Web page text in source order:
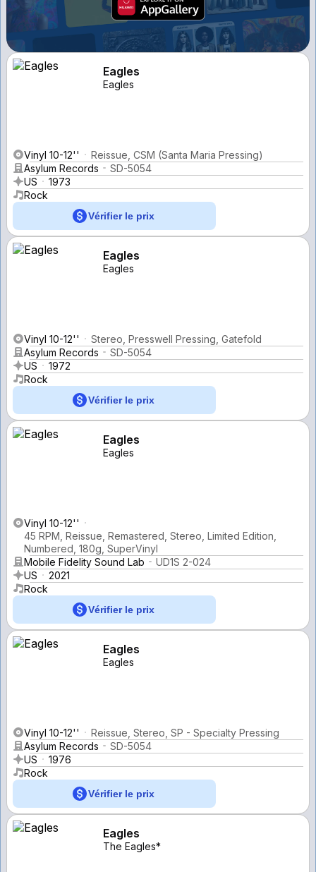
Eagles
Eagles
Vinyl 10-12''
Reissue, CSM (Santa Maria Pressing)
Asylum Records
SD-5054
US
1973
Rock
Vérifier le prix
Eagles
Eagles
Vinyl 10-12''
Stereo, Presswell Pressing, Gatefold
Asylum Records
SD-5054
US
1972
Rock
Vérifier le prix
Eagles
Eagles
Vinyl 10-12''
45 RPM, Reissue, Remastered, Stereo, Limited Edition,
Numbered, 180g, SuperVinyl
Mobile Fidelity Sound Lab
UD1S 2-024
US
2021
Rock
Vérifier le prix
Eagles
Eagles
Vinyl 10-12''
Reissue, Stereo, SP - Specialty Pressing
Asylum Records
SD-5054
US
1976
Rock
Vérifier le prix
Eagles
The Eagles*